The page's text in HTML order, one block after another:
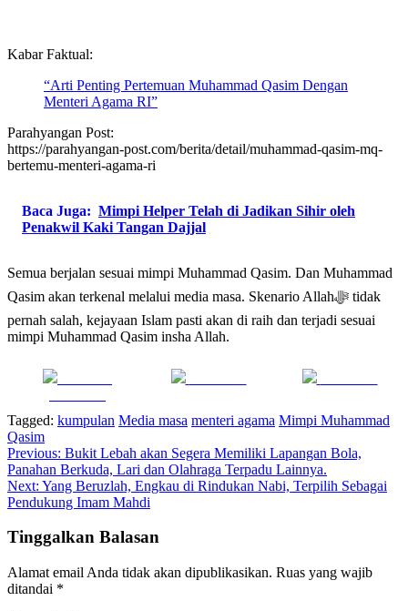
Kabar Faktual:
“Arti Penting Pertemuan Muhammad Qasim Dengan
Menteri Agama RI”
Parahyangan Post:
https://parahyangan-post.com/berita/detail/muhammad-qasim-mq-
bertemu-menteri-agama-ri
Baca Juga: Mimpi Helper Telah di Jadikan Sihir oleh
Penakwil Kaki Tangan Dajjal
Semua berjalan sesuai mimpi Muhammad Qasim. Dan Muhammad
Qasim akan terkenal melalui media masa. Skenario Allahﷻ tidak
pernah salah, kejayaan Islam pasti akan di raih dan terjadi sesuai
mimpi Muhammad Qasim insha Allah.
Tagged: kumpulan Media masa menteri agama Mimpi Muhammad
Qasim
Navigasi
pos
Previous: Bukit Lebah akan Segera Memiliki Lapangan Bola,
Panahan Berkuda, Lari dan Olahraga Terpadu Lainnya.
Next: Yang Beruzlah, Engkau di Rindukan Nabi, Terpilih Sebagai
Pendukung Imam Mahdi
Tinggalkan Balasan
Alamat email Anda tidak akan dipublikasikan. Ruas yang wajib
ditandai *